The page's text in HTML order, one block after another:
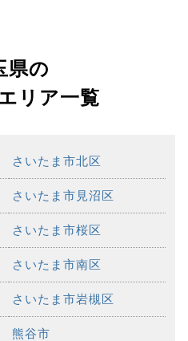
県の
リア一覧
さいたま市北区
さいたま市見沼区
さいたま市桜区
さいたま市南区
さいたま市岩槻区
熊谷市